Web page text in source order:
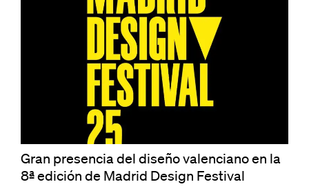
Gran presencia del diseño valenciano en la
8ª edición de Madrid Design Festival